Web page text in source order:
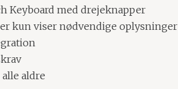
Keyboard med drejeknapper
kun viser nødvendige oplysninger
aldre